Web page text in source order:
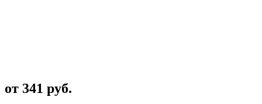
от 341 руб.